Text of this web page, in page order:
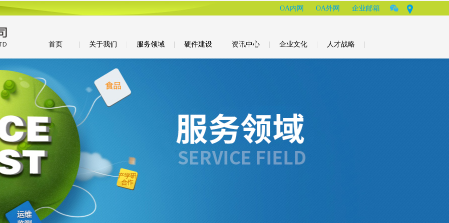
OA内网 OA外网 企业邮箱
首页 关于我们 服务领域 硬件建设 资讯中心 企业文化 人才战略